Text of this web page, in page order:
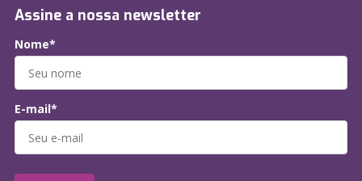
Assine a nossa newsletter
Nome*
E-mail*